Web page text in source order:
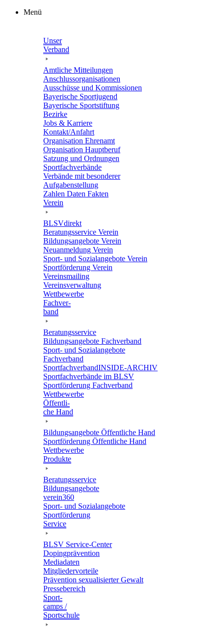
Zum
Menü
Unser
Verband
Amtli­che Mitteilungen
Anschluss­or­ga­ni­sa­tio­nen
Ausschüsse und Kommissionen
Baye­ri­sche Sportjugend
Baye­ri­sche Sportstiftung
Bezirke
Jobs & Karriere
Kontakt/​​Anfahrt
Orga­ni­sa­tion Ehrenamt
Orga­ni­sa­tion Hauptberuf
Satzung und Ordnungen
Sport­fach­ver­bände
Verbände mit beson­de­rer
Aufgabenstellung
Zahlen Daten Fakten
Verein
BLSVdi­rekt
Bera­tungs­ser­vice Verein
Bildungs­an­ge­bote Verein
Neuan­mel­dung Verein
Sport- und Sozi­al­an­ge­bote Verein
Sport­för­de­rung Verein
Vereins­mai­ling
Vereins­ver­wal­tung
Wett­be­werbe
Fach­ver­
band
Bera­tungs­ser­vice
Bildungs­an­ge­bote Fachverband
Sport- und Sozi­al­an­ge­bote
Fachverband
Sport­fach­ver­ban­d­IN­SIDE-ARCHIV
Sport­fach­ver­bände im BLSV
Sport­för­de­rung Fachverband
Wett­be­werbe
Öffent­li­
che Hand
Bildungs­an­ge­bote Öffent­li­che Hand
Sport­för­de­rung Öffent­li­che Hand
Wett­be­werbe
Produkte
Bera­tungs­ser­vice
Bildungs­an­ge­bote
verein360
Sport- und Sozialangebote
Sport­för­de­rung
Service
BLSV Service-Center
Doping­prä­ven­tion
Media­da­ten
Mitglie­der­vor­teile
Präven­tion sexua­li­sier­ter Gewalt
Pres­se­be­reich
Sport­
camps /
Sportschule